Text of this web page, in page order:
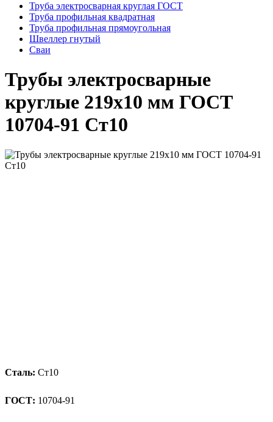
Труба электросварная круглая ГОСТ
Труба профильная квадратная
Труба профильная прямоугольная
Швеллер гнутый
Сваи
Трубы электросварные
круглые 219x10 мм ГОСТ
10704-91 Ст10
Сталь: Ст10
ГОСТ: 10704-91